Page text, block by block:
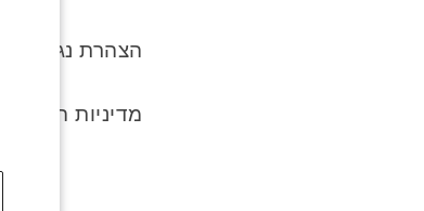
הצהרת נגישות
מדיניות הפרטיות